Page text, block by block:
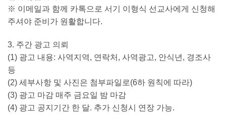
※ 이메일과 함께 카톡으로 서기 이형식 선교사에게 신청해
주셔야 준비가 원활합니다.
3. 주간 광고 의뢰
(1) 광고 내용: 사역지역, 연락처, 사역광고, 안식년, 경조사
등
(2) 세부사항 및 사진은 첨부파일로(6하 원칙에 따라)
(3) 광고 마감 매주 금요일 밤 마감
(4) 광고 공지기간 한 달. 추가 신청시 연장 가능.